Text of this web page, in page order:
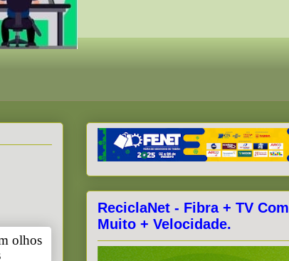
ReciclaNet - Fibra + TV Com
Muito + Velocidade.